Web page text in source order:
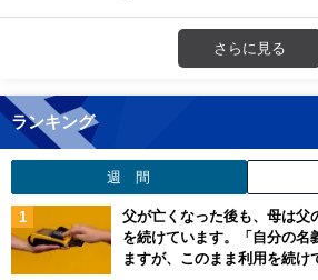
さらに見る
ランキング
週 間
父が亡くなった後も、母は父
を続けています。「自分の名
ますが、このまま利用を続け